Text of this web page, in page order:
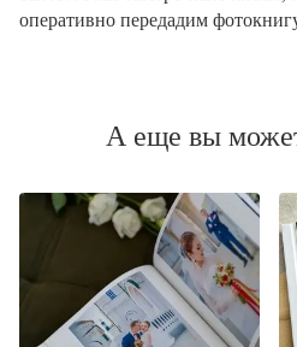
оперативно передадим
А еще вы